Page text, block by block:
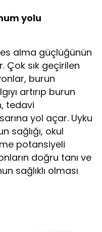
yolu
alma güçlüğünün
Çok sık geçirilen
burun
artırıp burun
tedavi
yol açar. Uyku
sağlığı, okul
potansiyeli
doğru tanı ve
sağlıklı olması